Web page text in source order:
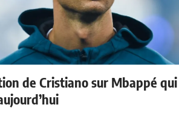
de Cristiano sur Mbappé